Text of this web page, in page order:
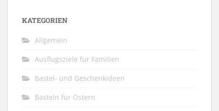
KATEGORIEN
Allgemein
Ausflugsziele für Familien
Bastel- und Geschenkideen
Basteln für Ostern